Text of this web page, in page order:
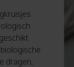
dragen,